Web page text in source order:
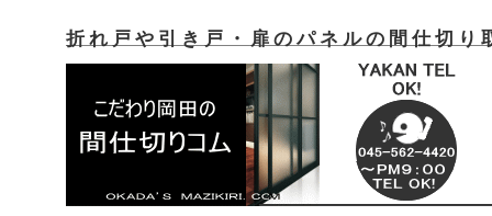
折れ戸や引き戸・扉のパネルの間仕切り